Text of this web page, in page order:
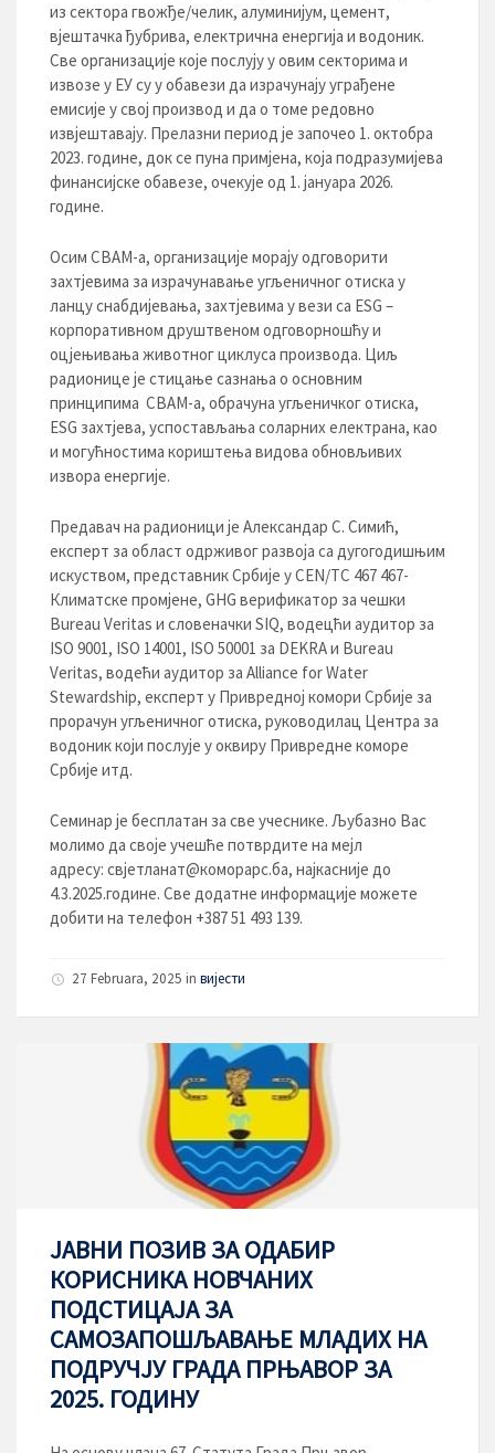
из сектора гвожђе/челик, алуминијум, цемент,
вјештачка ђубрива, електрична енергија и водоник.
Све организације које послују у овим секторима и
извозе у ЕУ су у обавези да израчунају уграђене
емисије у свој производ и да о томе редовно
извјештавају. Прелазни период је започео 1. октобра
2023. године, док се пуна примјена, која подразумијева
финансијске обавезе, очекује од 1. јануара 2026.
године.
Осим CBAM-а, организације морају одговорити
захтјевима за израчунавање угљеничног отиска у
ланцу снабдијевања, захтјевима у вези са ESG –
корпоративном друштвеном одговорношћу и
оцјењивања животног циклуса производа. Циљ
радионице је стицање сазнања о основним
принципима CBAM-а, обрачуна угљеничког отиска,
ESG захтјева, успостављања соларних електрана, као
и могућностима кориштења видова обновљивих
извора енергије.
Предавач на радионици је Александар С. Симић,
експерт за област одрживог развоја са дугогодишњим
искуством, представник Србије у CEN/TC 467 467-
Климатске промјене, GHG верификатор за чешки
Bureau Veritas и словеначки SIQ, водецћи аудитор за
ISO 9001, ISO 14001, ISO 50001 за DEKRA и Bureau
Veritas, водећи аудитор за Alliance for Water
Stewardship, експерт у Привредној комори Србије за
прорачун угљеничног отиска, руководилац Центра за
водоник који послује у оквиру Привредне коморе
Србије итд.
Семинар је бесплатан за све учеснике. Љубазно Вас
молимо да своје учешће потврдите на мејл
адресу: свјетланат@коморарс.ба, најкасније до
4.3.2025.године. Све додатне информације можете
добити на телефон +387 51 493 139.
27 Februara, 2025 in вијести
ЈАВНИ ПОЗИВ ЗА ОДАБИР
КОРИСНИКА НОВЧАНИХ
ПОДСТИЦАЈА ЗА
САМОЗАПОШЉАВАЊЕ МЛАДИХ НА
ПОДРУЧЈУ ГРАДА ПРЊАВОР ЗА
2025. ГОДИНУ